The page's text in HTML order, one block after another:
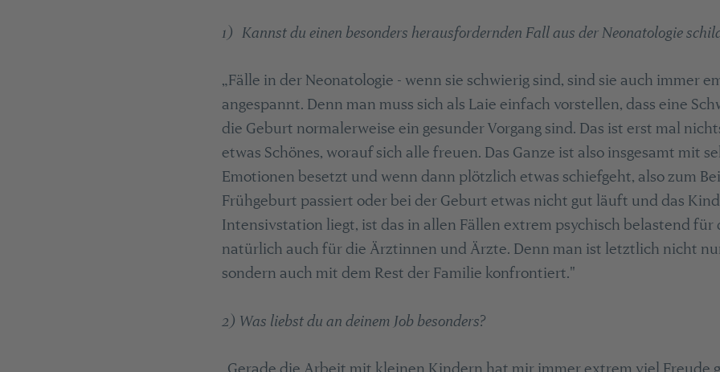
1) Kannst du einen besonders herausfordernden Fall aus der Neonatologie
„Fälle in der Neonatologie - wenn sie schwierig sind, sind sie auch immer
angespannt. Denn man muss sich als Laie einfach vorstellen, dass eine
die Geburt normalerweise ein gesunder Vorgang sind. Das ist erst mal
etwas Schönes, worauf sich alle freuen. Das Ganze ist also insgesamt mit
Emotionen besetzt und wenn dann plötzlich etwas schiefgeht, also zum
Frühgeburt passiert oder bei der Geburt etwas nicht gut läuft und das
Intensivstation liegt, ist das in allen Fällen extrem psychisch belastend für
natürlich auch für die Ärztinnen und Ärzte. Denn man ist letztlich nicht
sondern auch mit dem Rest der Familie konfrontiert."
2) Was liebst du an deinem Job besonders?
„Gerade die Arbeit mit kleinen Kindern hat mir immer extrem viel Freude